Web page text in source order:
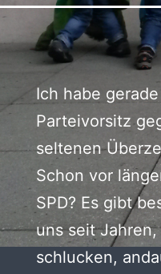
Ich habe
Parteivorsitz
seltenen
Schon vor
SPD? Es gibt
uns seit
schlucken,